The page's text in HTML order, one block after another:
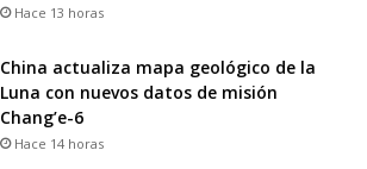
Hace 13 horas
China actualiza mapa geológico de la
Luna con nuevos datos de misión
Chang’e-6
Hace 14 horas